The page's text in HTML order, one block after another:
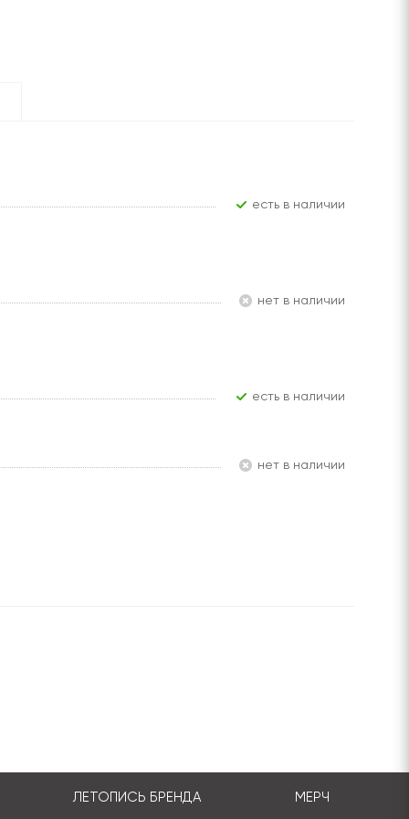
Есть в наличии
Нет в наличии
Есть в наличии
Нет в наличии
ЛЕТОПИСЬ БРЕНДА МЕРЧ